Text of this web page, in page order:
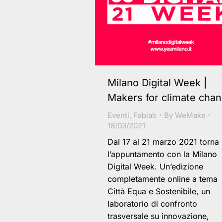
Milano Digital Week |
Makers for climate
Eventi, Fablab By WeMake
18/03/2021
Dal 17 al 21 marzo 2021 torna
l’appuntamento con la Milano
Digital Week. Un’edizione
completamente online a tema
Città Equa e Sostenibile, un
laboratorio di confronto
trasversale su innovazione,